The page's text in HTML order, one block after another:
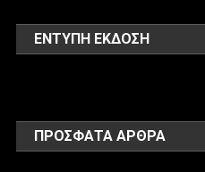
ΕΝΤΥΠΗ ΕΚΔΟΣΗ
ΠΡΌΣΦΑΤΑ ΆΡΘΡΑ